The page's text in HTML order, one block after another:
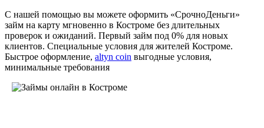
С нашей помощью вы можете оформить «СрочноДеньги»
займ на карту мгновенно в Костроме без длительных
проверок и ожиданий. Первый займ под 0% для новых
клиентов. Специальные условия для жителей Костроме.
Быстрое оформление, altyn coin выгодные условия,
минимальные требования